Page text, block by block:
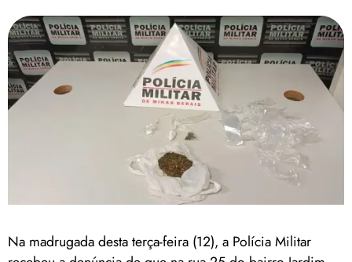
Na madrugada desta terça-feira (12), a Polícia Militar